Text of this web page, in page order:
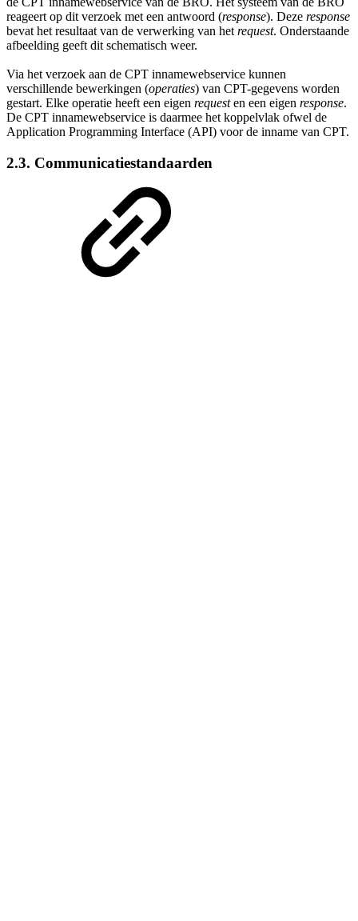
reageert op dit verzoek met een antwoord (response). Deze response
bevat het resultaat van de verwerking van het request. Onderstaande
afbeelding geeft dit schematisch weer.
Via het verzoek aan de CPT innamewebservice kunnen
verschillende bewerkingen (operaties) van CPT-gegevens worden
gestart. Elke operatie heeft een eigen requesten een eigen response.
De CPT innamewebservice is daarmee het koppelvlak ofwel de
Application Programming Interface (API) voor de inname van CPT.
2.3. Communicatiestandaarden